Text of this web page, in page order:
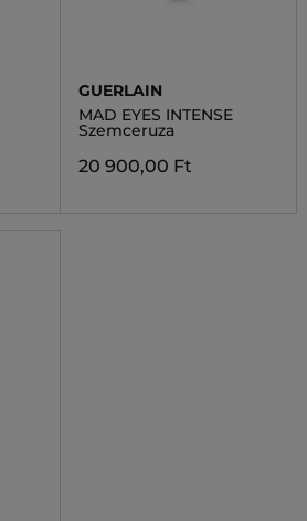
GUERLAIN
MAD EYES INTENSE
Szemceruza
20 900,00 Ft